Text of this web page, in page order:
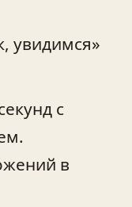
увидимся»
с
в